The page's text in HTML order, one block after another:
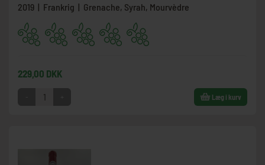
2019 | Frankrig | Grenache, Syrah, Mourvèdre
229,00 DKK
Læg i kurv